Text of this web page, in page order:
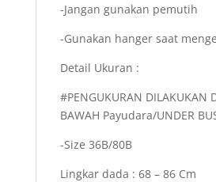
-Jangan gunakan pemutih
-Gunakan hanger saat
Detail Ukuran :
#PENGUKURAN DILAKUKAN
BAWAH Payudara/UNDER
-Size 36B/80B
Lingkar dada : 68 – 86 Cm